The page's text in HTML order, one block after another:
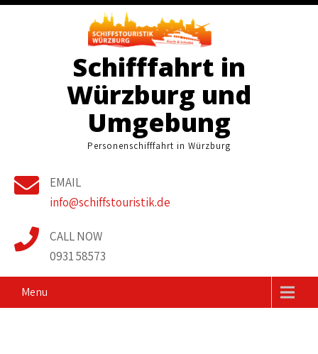
Skip
Schifffahrt in
Würzburg und
Umgebung
Personenschifffahrt in Würzburg
EMAIL
info@schiffstouristik.de
CALL NOW
0931 58573
Menu